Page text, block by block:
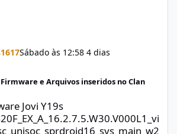
Sábado às 12:58 4 dias
e Arquivos inseridos no Clan
Jovi Y19s